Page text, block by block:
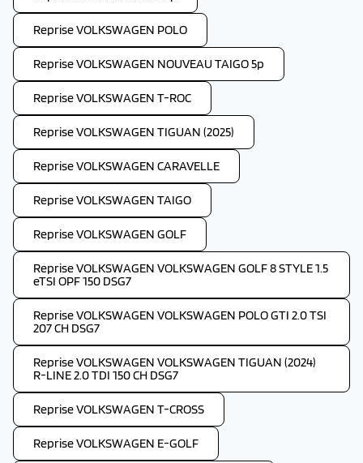
Reprise VOLKSWAGEN POLO
Reprise VOLKSWAGEN NOUVEAU TAIGO 5p
Reprise VOLKSWAGEN T-ROC
Reprise VOLKSWAGEN TIGUAN (2025)
Reprise VOLKSWAGEN CARAVELLE
Reprise VOLKSWAGEN TAIGO
Reprise VOLKSWAGEN GOLF
Reprise VOLKSWAGEN VOLKSWAGEN GOLF 8 STYLE 1.5
eTSI OPF 150 DSG7
Reprise VOLKSWAGEN VOLKSWAGEN POLO GTI 2.0 TSI
207 CH DSG7
Reprise VOLKSWAGEN VOLKSWAGEN TIGUAN (2024)
R-LINE 2.0 TDI 150 CH DSG7
Reprise VOLKSWAGEN T-CROSS
Reprise VOLKSWAGEN E-GOLF